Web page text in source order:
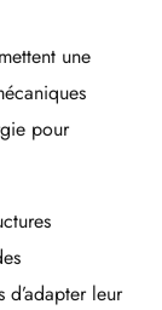
une
pour
leur